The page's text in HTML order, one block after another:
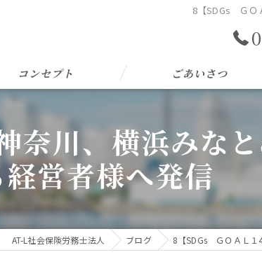
8【SDGs ＧＯ
コンセプト ごあいさつ
川、横浜みなと
営者様へ発信
AT-L社会保険労務士法人 ブログ 8【SDGs ＧＯＡＬ１